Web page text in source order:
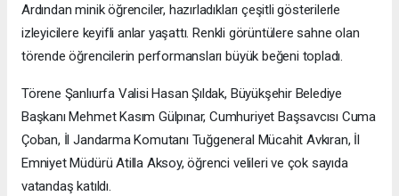
Ardından minik öğrenciler, hazırladıkları çeşitli gösterilerle
izleyicilere keyifli anlar yaşattı. Renkli görüntülere sahne olan
törende öğrencilerin performansları büyük beğeni topladı.
Törene Şanlıurfa Valisi Hasan Şıldak, Büyükşehir Belediye
Başkanı Mehmet Kasım Gülpınar, Cumhuriyet Başsavcısı Cuma
Çoban, İl Jandarma Komutanı Tuğgeneral Mücahit Avkıran, İl
Emniyet Müdürü Atilla Aksoy, öğrenci velileri ve çok sayıda
vatandaş katıldı.